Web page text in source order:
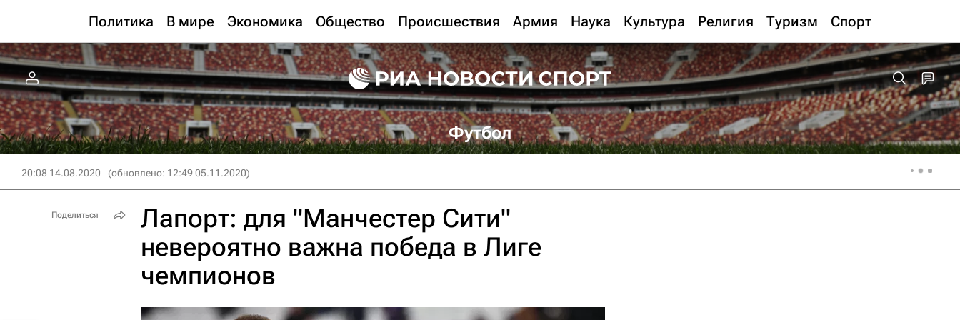
Политика В мире Экономика Общество Происшествия Армия Наука Культура Религия Туризм Спорт
Футбол
20:08 14.08.2020 (обновлено: 12:49 05.11.2020)
Лапорт: для "Манчестер Сити"
невероятно важна победа в Лиге
чемпионов
Поделиться